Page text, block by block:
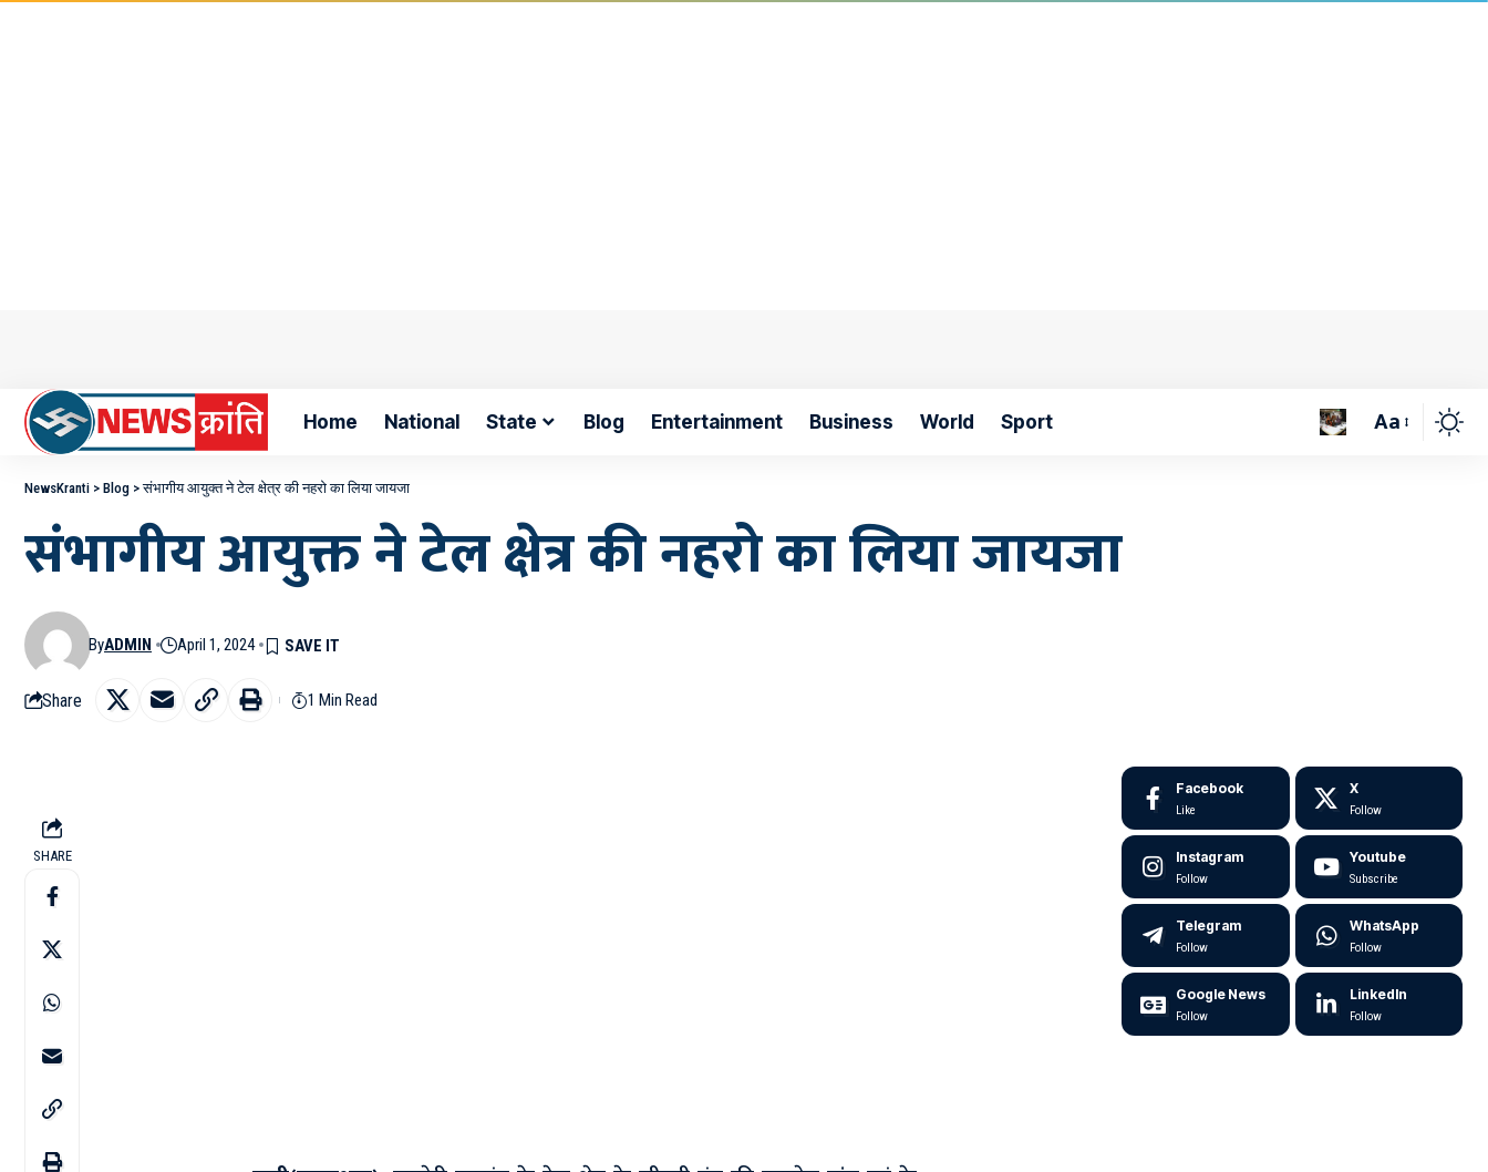
Home National State Blog Entertainment Business World Sport Aa
NewsKranti > Blog >संभागीय आयुक्त ने टेल क्षेत्र की नहरो का लिया जायजा
संभागीय आयुक्त ने टेल क्षेत्र की नहरो का लिया जायजा
ByADMIN April 1, 2024
Share 1 Min Read
SHARE
Facebook
Like
X
Follow
Instagram
Follow
Youtube
Subscribe
Telegram
Follow
WhatsApp
Follow
Google News
Follow
LinkedIn
Follow